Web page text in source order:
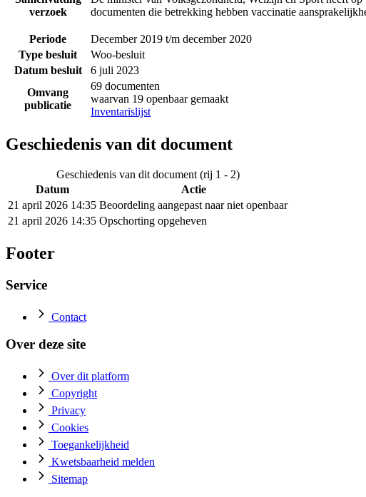
verzoek
documenten die betrekking hebben vaccinatie
Periode
December 2019 t/m december 2020
Type besluit
Woo-besluit
Datum besluit
6 juli 2023
Omvang
publicatie
69 documenten
waarvan 19 openbaar gemaakt
Inventarislijst
Geschiedenis van dit document
Geschiedenis van dit document (rij 1 - 2)
Datum
Actie
21 april 2026 14:35 Beoordeling aangepast naar niet openbaar
21 april 2026 14:35 Opschorting opgeheven
Footer
Service
Contact
Over deze site
Over dit platform
Copyright
Privacy
Cookies
Toegankelijkheid
Kwetsbaarheid melden
Sitemap